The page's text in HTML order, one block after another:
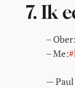
7. Ik
–
– Me:
— Paul